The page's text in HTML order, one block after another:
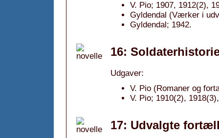
V. Pio; 1907, 1912(2),
Gyldendal (Værker i
Gyldendal; 1942.
16:
Udgaver:
V. Pio (Romaner og
V. Pio; 1910(2),
17: Udvalgte